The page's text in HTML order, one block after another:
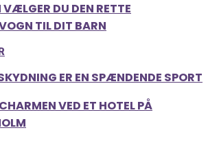
DU DEN RETTE
TIL DIT BARN
ER EN SPÆNDENDE SPORT
VED ET HOTEL PÅ